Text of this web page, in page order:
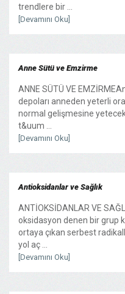
trendlere bir ...
[Devamını Oku]
Anne Sütü ve Emzirme
ANNE SÜTÜ VE
depoları anneden yeterli
normal gelişmesine
t&uum ...
[Devamını Oku]
Antioksidanlar ve Sağlık
ANTİOKSİDANLAR VE
oksidasyon denen bir grup
ortaya çıkan serbest
yol aç ...
[Devamını Oku]